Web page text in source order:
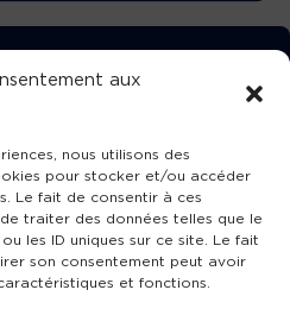
aux
nous utilisons des
pour stocker et/ou accéder
Le fait de consentir à ces
traiter des données telles que le
les ID uniques sur ce site. Le fait
son consentement peut avoir
et fonctions.
GRATUITEMENT
TVBA !
NOUS !